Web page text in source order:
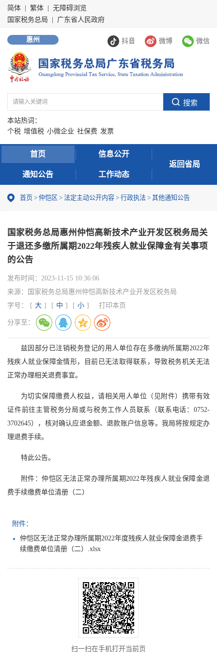
简体 繁体
无障碍浏览
国家税务总局
广东省人民政府
抖音 微博 微信
惠州
本站热词：
个税 增值税 小微企业 社保费 发票
首页 信息公开
通知公告 工作动态
返回省局
首页 > 仲恺区 > 法定主动公开内容 > 行政执法 > 其他通知公告
国家税务总局惠州仲恺高新技术产业开发区税务局关
于退还多缴所属期2022年残疾人就业保障金有关事项
的公告
发布时间： 2023-11-15 10:36:06
来源：
国家税务总局惠州仲恺高新技术产业开发区税务局
字号：
[ 大 ] [ 中 ] [ 小 ] 打印本页
分享至：
兹因部分已注销税务登记的用人单位存在多缴纳所属期2022年
残疾人就业保障金情形，目前已无法取得联系，导致税务机关无法
正常办理相关退费事宜。
为切实保障缴费人权益，请相关用人单位（见附件）携带有效
证件前往主管税务分局或与税务工作人员联系（联系电话：0752-
3702645），核对确认应退金额、退款账户信息等。我局将按规定办
理退费手续。
特此公告。
附件：仲恺区无法正常办理所属期2022年残疾人就业保障金退
费手续缴费单位清册（二）
附件：
仲恺区无法正常办理所属期2022年度残疾人就业保障金退费手
续缴费单位清册（二）.xlsx
扫一扫在手机打开当前页